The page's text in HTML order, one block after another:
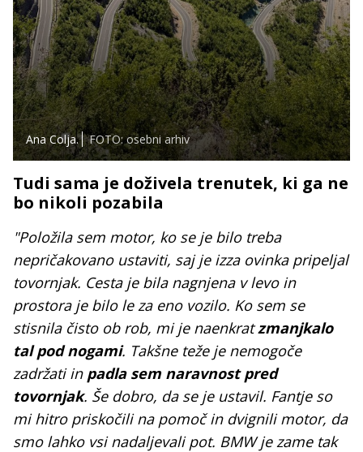
Ana Colja. FOTO: osebni arhiv
Tudi sama je doživela trenutek, ki ga ne
bo nikoli pozabila
"Položila sem motor, ko se je bilo treba
nepričakovano ustaviti, saj je izza ovinka pripeljal
tovornjak. Cesta je bila nagnjena v levo in
prostora je bilo le za eno vozilo. Ko sem se
stisnila čisto ob rob, mi je naenkratzmanjkalo
tal pod nogami. Takšne teže je nemogoče
zadržati in padla sem naravnost pred
tovornjak. Še dobro, da se je ustavil. Fantje so
mi hitro priskočili na pomoč in dvignili motor, da
smo lahko vsi nadaljevali pot. BMW je zame tak